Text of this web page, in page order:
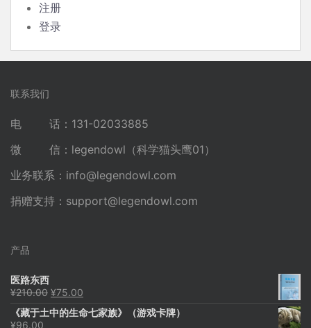
注册
登录
联系我们
电 话：131-02033885
微 信：legendowl（科学猫头鹰01）
业务联系： info@legendowl.com
捐赠支持： support@legendowl.com
产品
医路东西
¥210.00 原
为：
¥75.00
价
《藏于土中的生命七家族》（游戏卡牌）
¥96.00